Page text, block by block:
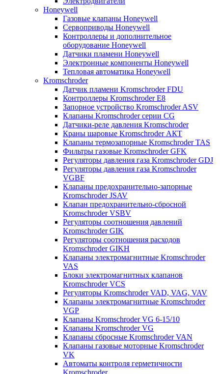
Honeywell
Газовые клапаны Honeywell
Сервоприводы Honeywell
Контроллеры и дополнительное
оборудование Honeywell
Датчики пламени Honeywell
Электронные компоненты Honeywell
Тепловая автоматика Honeywell
Kromschroder
Датчик пламени Kromschroder FDU
Контроллеры Kromschroder E8
Запорное устройство Kromschroder ASV
Клапаны Kromschroder серии CG
Датчики-реле давления Kromschroder
Краны шаровые Kromschroder АКТ
Клапаны термозапорные Kromschroder TAS
Фильтры газовые Kromschroder GFK
Регуляторы давления газа Kromschroder GDJ
Регуляторы давления газа Kromschroder
VGBF
Клапаны предохранительно-запорные
Kromschroder JSAV
Клапан предохранительно-сбросной
Kromschroder VSBV
Регуляторы соотношения давлений
Kromschroder GIK
Регуляторы соотношения расходов
Kromschroder GIKH
Клапаны электромагнитные Kromschroder
VAS
Блоки электромагнитных клапанов
Kromschroder VCS
Регуляторы Kromschroder VAD, VAG, VAV
Клапаны электромагнитные Kromschroder
VGP
Клапаны Kromschroder VG 6-15/10
Клапаны Kromschroder VG
Клапаны сбросные Kromschroder VAN
Клапаны газовые моторные Kromschroder
VK
Автоматы контроля герметичности
Kromschroder